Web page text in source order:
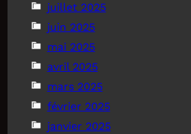
juillet 2025
juin 2025
mai 2025
avril 2025
mars 2025
février 2025
janvier 2025